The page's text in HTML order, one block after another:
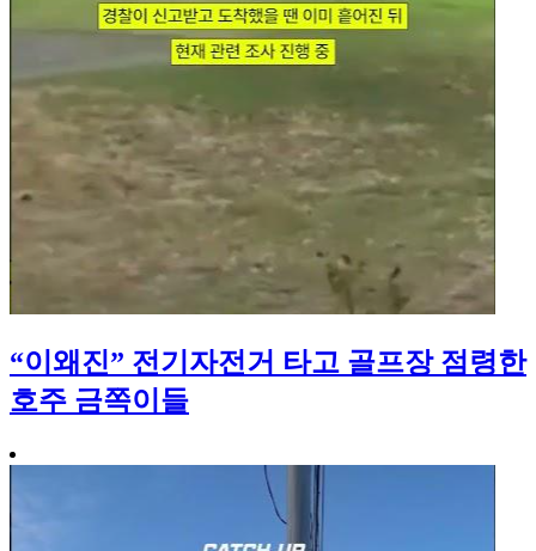
“이왜진” 전기자전거 타고 골프장 점령한
호주 금쪽이들